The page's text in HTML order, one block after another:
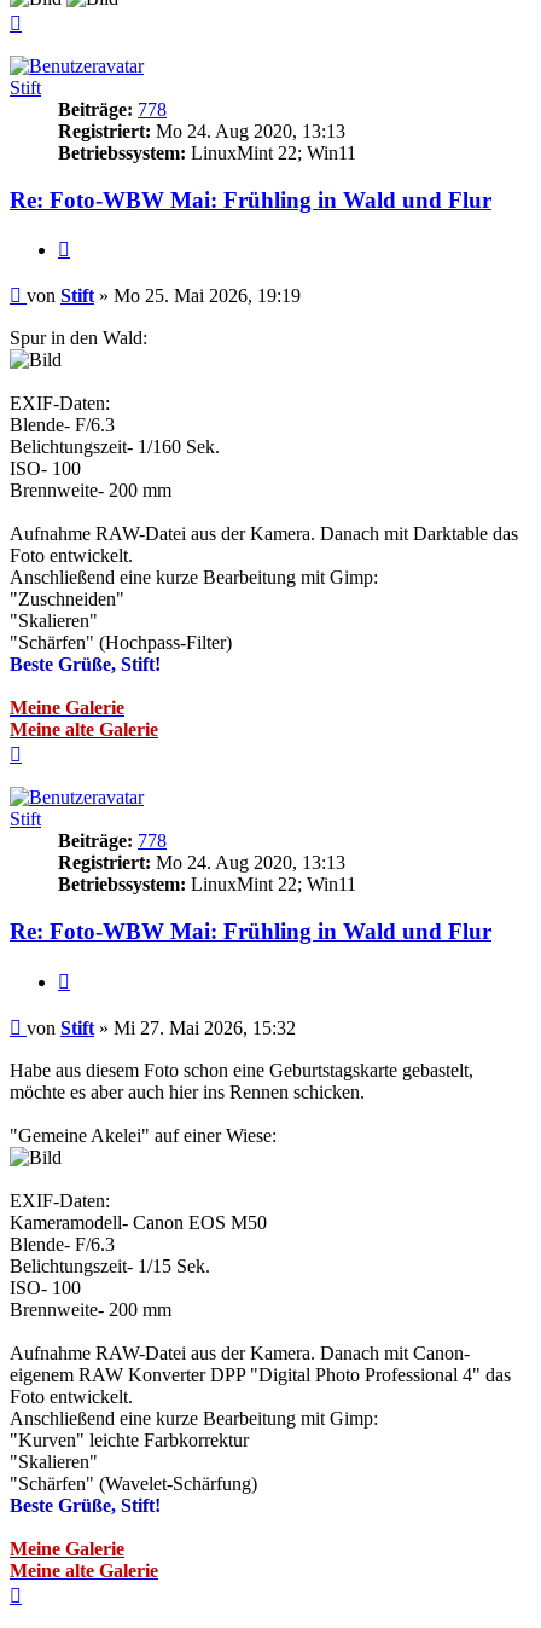
Stift
Beiträge: 778
Registriert: Mo 24. Aug 2020, 13:13
Betriebssystem: LinuxMint 22; Win11
Re: Foto-WBW Mai: Frühling in Wald und Flur
Beitrag
von Stift » Mo 25. Mai 2026, 19:19
Spur in den Wald:
EXIF-Daten:
Blende- F/6.3
Belichtungszeit- 1/160 Sek.
ISO- 100
Brennweite- 200 mm
Aufnahme RAW-Datei aus der Kamera. Danach mit Darktable das
Foto entwickelt.
Anschließend eine kurze Bearbeitung mit Gimp:
"Zuschneiden"
"Skalieren"
"Schärfen" (Hochpass-Filter)
Beste Grüße, Stift!
Meine Galerie
Meine alte Galerie
Stift
Beiträge: 778
Registriert: Mo 24. Aug 2020, 13:13
Betriebssystem: LinuxMint 22; Win11
Re: Foto-WBW Mai: Frühling in Wald und Flur
Beitrag
von Stift » Mi 27. Mai 2026, 15:32
Habe aus diesem Foto schon eine Geburtstagskarte gebastelt,
möchte es aber auch hier ins Rennen schicken.
"Gemeine Akelei" auf einer Wiese:
EXIF-Daten:
Kameramodell- Canon EOS M50
Blende- F/6.3
Belichtungszeit- 1/15 Sek.
ISO- 100
Brennweite- 200 mm
Aufnahme RAW-Datei aus der Kamera. Danach mit Canon-
eigenem RAW Konverter DPP "Digital Photo Professional 4" das
Foto entwickelt.
Anschließend eine kurze Bearbeitung mit Gimp:
"Kurven" leichte Farbkorrektur
"Skalieren"
"Schärfen" (Wavelet-Schärfung)
Beste Grüße, Stift!
Meine Galerie
Meine alte Galerie